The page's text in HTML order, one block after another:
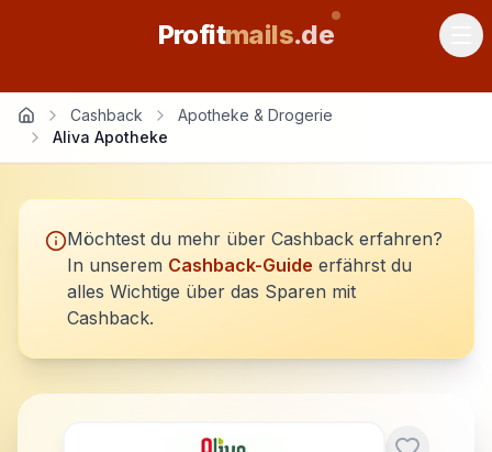
Profitmails.de
Cashback
Apotheke & Drogerie
Aliva Apotheke
Möchtest du mehr über Cashback erfahren?
In unserem Cashback-Guide erfährst du
alles Wichtige über das Sparen mit
Cashback.